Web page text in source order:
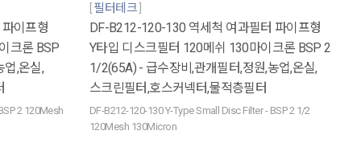
이프형
크론 BSP
업,온실,
2 120Mesh
필터테크
DF-B212-120-130 역세척 여과필터 파이프형
Y타입 디스크필터 120메쉬 130마이크론 BSP 2
1/2(65A) - 급수장비,관개필터,정원,농업,온실,
스크린필터,호스커넥터,물적층필터
DF-B212-120-130 Y-Type Small Disc Filter - BSP 2 1/2
120Mesh 130Micron